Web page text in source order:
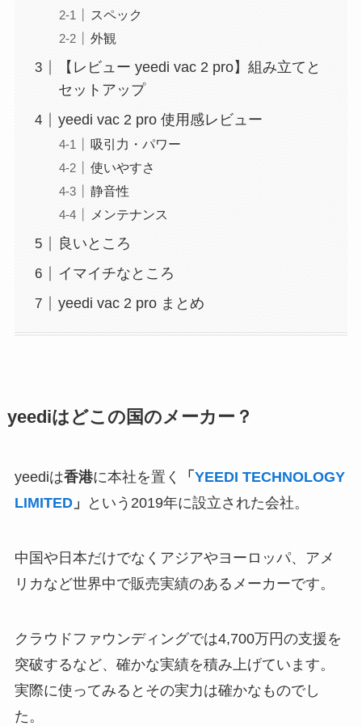
スペック
外観
【レビュー yeedi vac 2 pro】組み立てと
セットアップ
yeedi vac 2 pro 使用感レビュー
吸引力・パワー
使いやすさ
静音性
メンテナンス
良いところ
イマイチなところ
yeedi vac 2 pro まとめ
yeediはどこの国のメーカー？
yeediは香港に本社を置く 「 YEEDI TECHNOLOGY
LIMITED」 という2019年に設立された会社。
中国や日本だけでなくアジアやヨーロッパ、アメ
リカなど世界中で販売実績のあるメーカーです。
クラウドファウンディングでは4,700万円の支援を
突破するなど、確かな実績を積み上げています。
実際に使ってみるとその実力は確かなものでし
た。